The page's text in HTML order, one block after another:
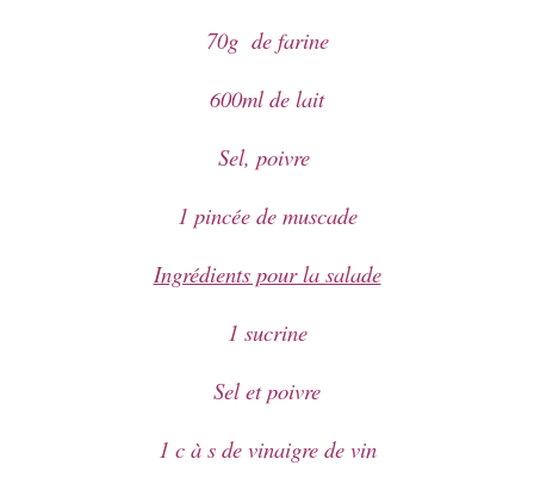
70g de farine
600ml de lait
Sel, poivre
1 pincée de muscade
Ingrédients pour la salade
1 sucrine
Sel et poivre
1 c à s de vinaigre de vin